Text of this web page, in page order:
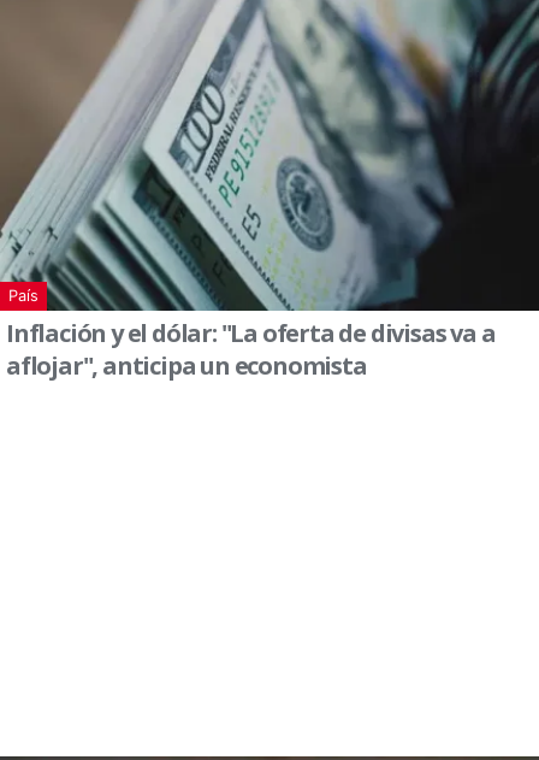
País
Inflación y el dólar: "La oferta de divisas va a
aflojar", anticipa un economista